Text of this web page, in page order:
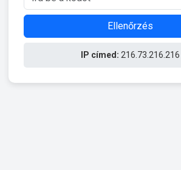
Ellenőrzés
IP címed: 216.73.216.216